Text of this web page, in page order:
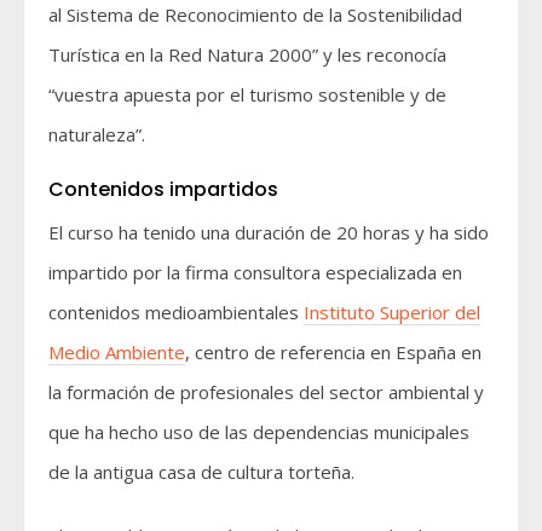
al Sistema de Reconocimiento de la Sostenibilidad
Turística en la Red Natura 2000” y les reconocía
“vuestra apuesta por el turismo sostenible y de
naturaleza”.
Contenidos impartidos
El curso ha tenido una duración de 20 horas y ha sido
impartido por la firma consultora especializada en
contenidos medioambientales Instituto Superior del
Medio Ambiente, centro de referencia en España en
la formación de profesionales del sector ambiental y
que ha hecho uso de las dependencias municipales
de la antigua casa de cultura torteña.